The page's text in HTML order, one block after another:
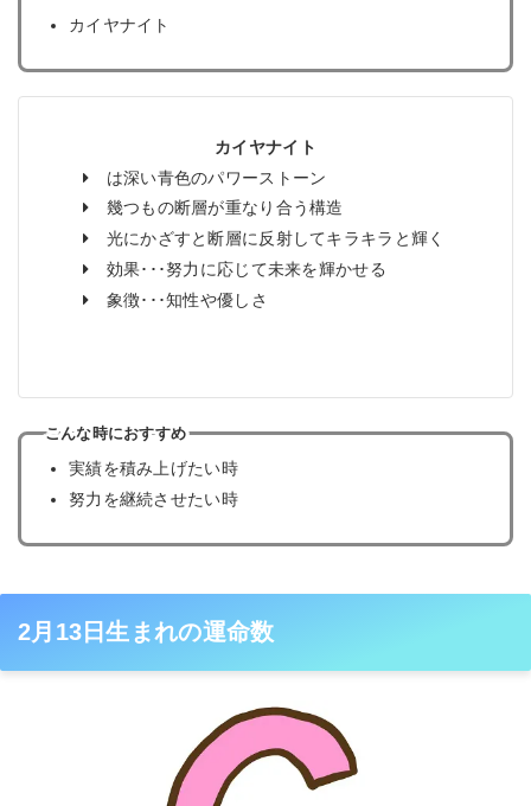
カイヤナイト
カイヤナイト
は深い青色のパワーストーン
幾つもの断層が重なり合う構造
光にかざすと断層に反射してキラキラと輝く
効果･･･努力に応じて未来を輝かせる
象徴･･･知性や優しさ
こんな時におすすめ
実績を積み上げたい時
努力を継続させたい時
2月13日生まれの運命数